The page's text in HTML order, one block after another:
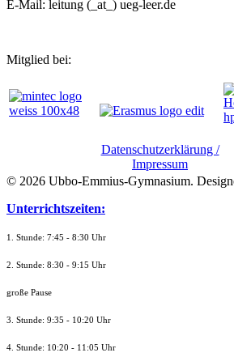
E-Mail: leitung (_at_) ueg-leer.de
Mitglied bei:
Datenschutzerklärung /
Impressum
© 2026 Ubbo-Emmius-Gymnasium.
Unterrichtszeiten:
1. Stunde: 7:45 - 8:30 Uhr
2. Stunde: 8:30 - 9:15 Uhr
große Pause
3. Stunde: 9:35 - 10:20 Uhr
4. Stunde: 10:20 - 11:05 Uhr